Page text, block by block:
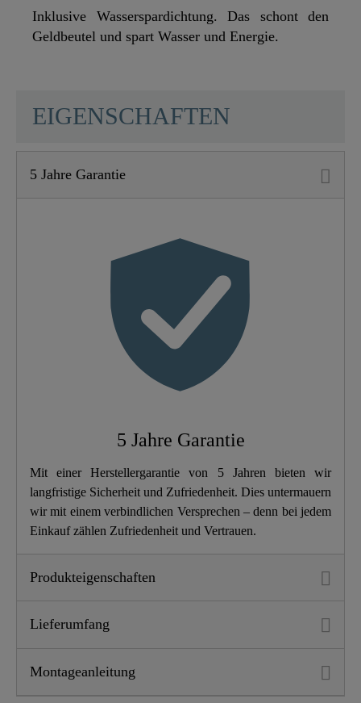
Inklusive Wasserspardichtung. Das schont den
Geldbeutel und spart Wasser und Energie.
Material
ABS (außen) / POM
0,6 Kg
20,0 Cm
33,5 Cm
Anzahl Strahlarten 0
EIGENSCHAFTEN
5 Jahre Garantie
5 Jahre Garantie
Mit einer Herstellergarantie von 5 Jahren bieten wir
langfristige Sicherheit und Zufriedenheit. Dies untermauern
wir mit einem verbindlichen Versprechen – denn bei jedem
Einkauf zählen Zufriedenheit und Vertrauen.
Produkteigenschaften
Lieferumfang
Montageanleitung